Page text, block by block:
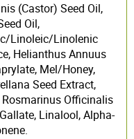
(Castor) Seed Oil,
Oil,
Linoleic/Linolenic
Helianthus Annuus
Mel/Honey,
Seed Extract,
Officinalis
Linalool, Alpha-